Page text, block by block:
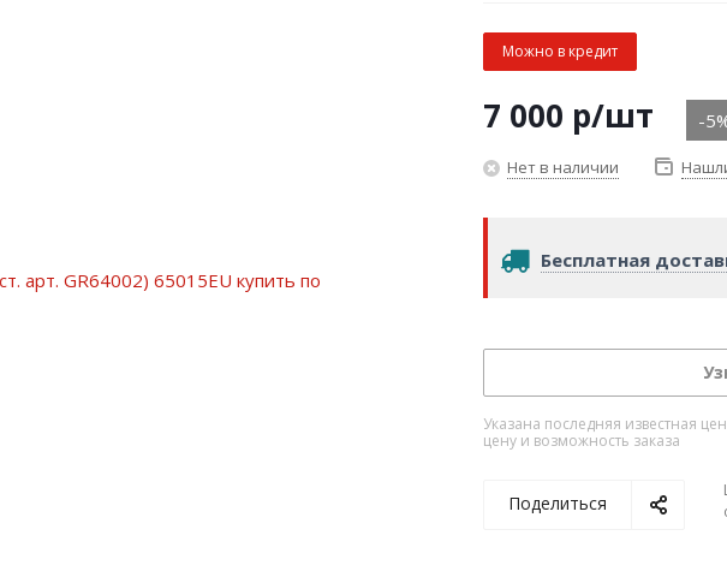
Можно в кредит
7 000 р/шт -
Нет в наличии
Бесплатная
Указана последняя известная
цену и возможность заказа
Поделиться